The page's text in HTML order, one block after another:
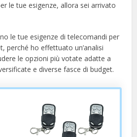
le tue esigenze, allora sei arrivato
le tue esigenze di telecomandi per
perché ho effettuato un’analisi
le opzioni più votate adatte a
e diverse fasce di budget.